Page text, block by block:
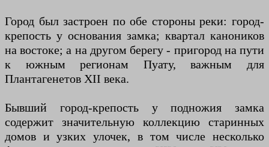
Город был застроен по обе стороны реки: город-
крепость у основания замка; квартал каноников
на востоке; а на другом берегу - пригород на пути
к южным регионам Пуату, важным для
Плантагенетов XII века.
Бывший город-крепость у подножия замка
содержит значительную коллекцию старинных
домов и узких улочек, в том числе несколько